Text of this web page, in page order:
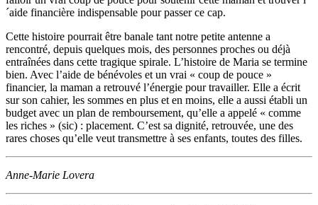
´aide financière indispensable pour passer ce cap.
Cette histoire pourrait être banale tant notre petite antenne a
rencontré, depuis quelques mois, des personnes proches ou déjà
entraînées dans cette tragique spirale. L’histoire de Maria se termine
bien. Avec l’aide de bénévoles et un vrai « coup de pouce »
financier, la maman a retrouvé l’énergie pour travailler. Elle a écrit
sur son cahier, les sommes en plus et en moins, elle a aussi établi un
budget avec un plan de remboursement, qu’elle a appelé « comme
les riches » (sic) : placement. C’est sa dignité, retrouvée, une des
rares choses qu’elle veut transmettre à ses enfants, toutes des filles.
Anne-Marie Lovera